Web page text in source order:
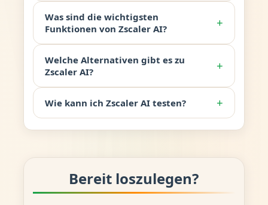
Was sind die wichtigsten
Funktionen von Zscaler AI?
+
Welche Alternativen gibt es zu
Zscaler AI?
+
Wie kann ich Zscaler AI testen? +
Bereit loszulegen?